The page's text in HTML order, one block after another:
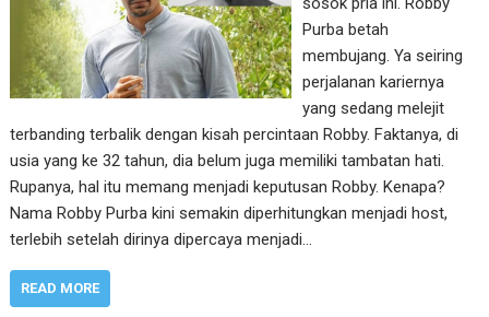
Purba betah
membujang. Ya seiring
perjalanan kariernya
yang sedang melejit
terbanding terbalik dengan kisah percintaan Robby. Faktanya, di
usia yang ke 32 tahun, dia belum juga memiliki tambatan hati.
Rupanya, hal itu memang menjadi keputusan Robby. Kenapa?
Nama Robby Purba kini semakin diperhitungkan menjadi host,
terlebih setelah dirinya dipercaya menjadi…
READ MORE